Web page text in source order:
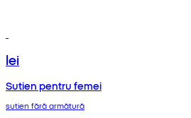
lei
Sutien pentru femei
sutien fără armătură